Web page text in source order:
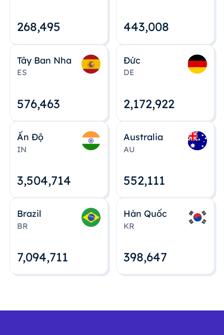
268,495 443,008
Tây Ban Nha
ES
576,463
Đức
DE
2,172,922
Ấn Độ
IN
3,504,715
Australia
AU
552,112
Brazil
BR
7,094,712
Hàn Quốc
KR
398,648